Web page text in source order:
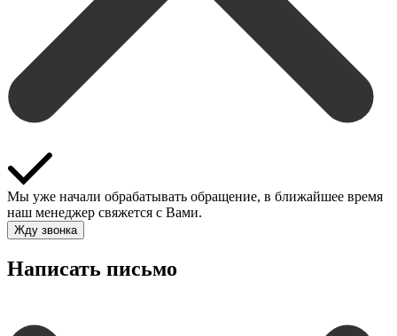
Мы уже начали обрабатывать обращение, в ближайшее время
наш менеджер свяжется с Вами.
Жду звонка
Написать письмо